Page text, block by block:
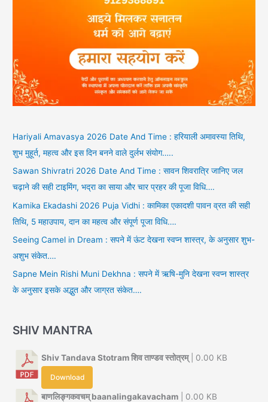
Hariyali Amavasya 2026 Date And Time : हरियाली अमावस्या तिथि,
शुभ मुहूर्त, महत्व और इस दिन बनने वाले दुर्लभ संयोग…..
Sawan Shivratri 2026 Date And Time : सावन शिवरात्रि जानिए जल
चढ़ाने की सही टाइमिंग, भद्रा का साया और चार प्रहर की पूजा विधि….
Kamika Ekadashi 2026 Puja Vidhi : कामिका एकादशी पावन व्रत की सही
तिथि, 5 महाउपाय, दान का महत्व और संपूर्ण पूजा विधि….
Seeing Camel in Dream : सपने में ऊंट देखना स्वप्न शास्त्र, के अनुसार शुभ-
अशुभ संकेत….
Sapne Mein Rishi Muni Dekhna : सपने में ऋषि-मुनि देखना स्वप्न शास्त्र
के अनुसार इसके अद्भुत और जाग्रत संकेत….
SHIV MANTRA
Shiv Tandava Stotram शिव ताण्डव स्तोत्रम्| 0.00 KB
Download
बाणलिङ्गकवचम् baanalingakavacham | 0.00 KB